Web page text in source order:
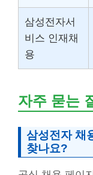
삼성전자서
비스 인재채
용
자주 묻는
삼성전자 채
찾나요?